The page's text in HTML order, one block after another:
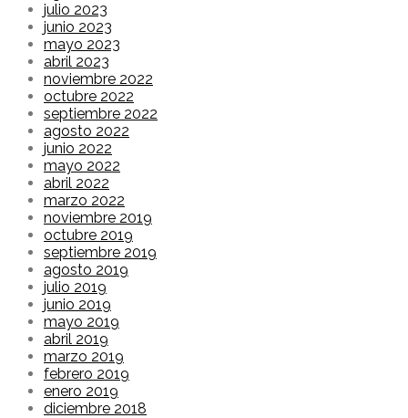
julio 2023
junio 2023
mayo 2023
abril 2023
noviembre 2022
octubre 2022
septiembre 2022
agosto 2022
junio 2022
mayo 2022
abril 2022
marzo 2022
noviembre 2019
octubre 2019
septiembre 2019
agosto 2019
julio 2019
junio 2019
mayo 2019
abril 2019
marzo 2019
febrero 2019
enero 2019
diciembre 2018